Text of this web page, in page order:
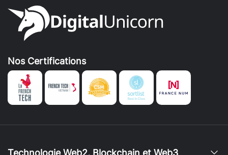
Nos Certifications